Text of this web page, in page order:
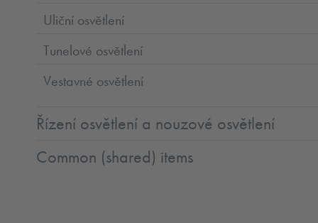
Uliční osvětlení
Tunelové osvětlení
Vestavné osvětlení
Řízení osvětlení a nouzové osvětlení
Common (shared) items